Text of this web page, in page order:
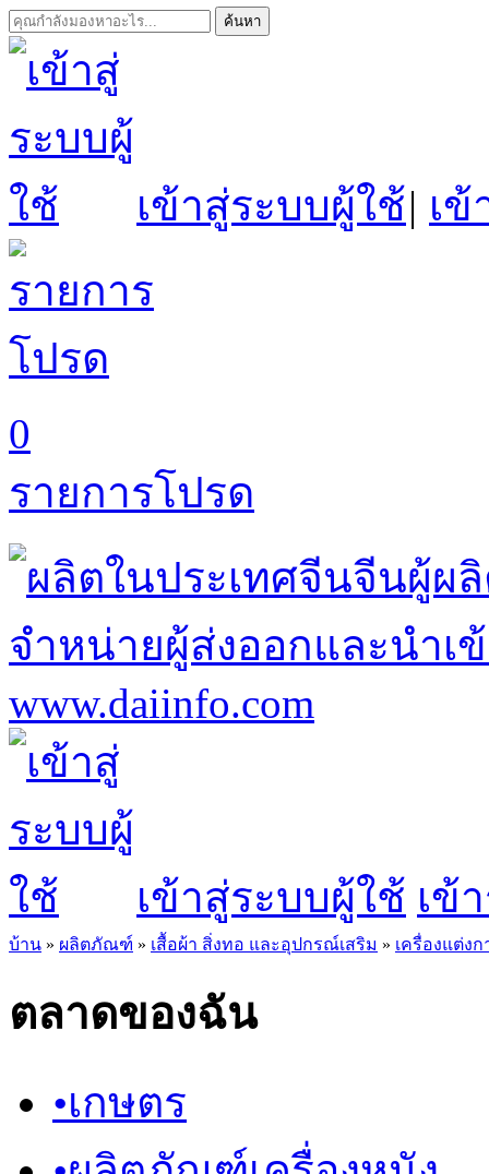
ค้นหา
เข้าสู่ระบบผู้ใช้| เ
0
รายการโปรด
เข้าสู่ระบบผู้ใช้ เข้
บ้าน » ผลิตภัณฑ์ » เสื้อผ้า สิ่งทอ และอุปกรณ์เสริม » เครื่องแต่งก
ตลาดของฉัน
•เกษตร